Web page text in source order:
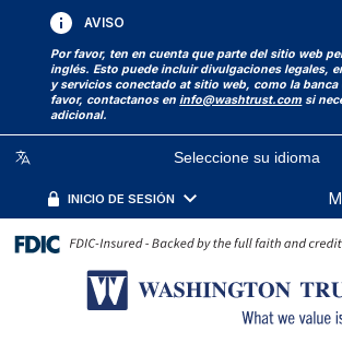
AVISO
Por favor, ten en cuenta que parte del sitio web
inglés. Esto puede incluir divulgaciones legales,
y servicios conectado at sitio web, como la banca
favor, contactanos eninfo@washtrust.com si
adicional.
Seleccione su idioma
INICIO DE SESIÓN